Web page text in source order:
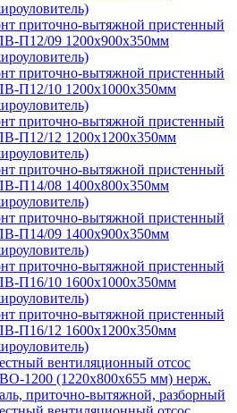
приточно-вытяжной пристенный
П12/09 1200х900х350мм
приточно-вытяжной пристенный
П12/10 1200х1000х350мм
приточно-вытяжной пристенный
П12/12 1200х1200х350мм
приточно-вытяжной пристенный
П14/08 1400х800х350мм
приточно-вытяжной пристенный
П14/09 1400х900х350мм
приточно-вытяжной пристенный
П16/10 1600х1000х350мм
приточно-вытяжной пристенный
П16/12 1600х1200х350мм
вентиляционный отсос
1200 (1220х800х655 мм) нерж.
приточно-вытяжной, разборный